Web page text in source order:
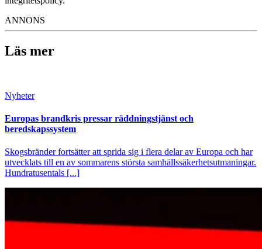
ANNONS
Läs mer
Nyheter
Europas brandkris pressar räddningstjänst och
beredskapssystem
Skogsbränder fortsätter att sprida sig i flera delar av Europa och har
utvecklats till en av sommarens största samhällssäkerhetsutmaningar.
Hundratusentals [...]